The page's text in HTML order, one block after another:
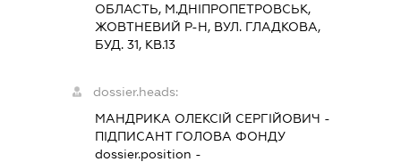
ОБЛАСТЬ, М.ДНІПРОПЕТРОВСЬК,
ЖОВТНЕВИЙ Р-Н, ВУЛ. ГЛАДКОВА,
БУД. 31, КВ.13
dossier.heads:
МАНДРИКА ОЛЕКСІЙ СЕРГІЙОВИЧ -
ПІДПИСАНТГОЛОВА ФОНДУ
dossier.position -